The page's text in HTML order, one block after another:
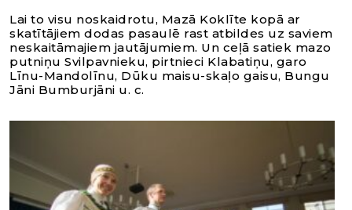
Lai to visu noskaidrotu, Mazā Koklīte kopā ar
skatītājiem dodas pasaulē rast atbildes uz saviem
neskaitāmajiem jautājumiem. Un ceļā satiek mazo
putniņu Svilpavnieku, pirtnieci Klabatiņu, garo
Līnu-Mandolīnu, Dūku maisu-skaļo gaisu, Bungu
Jāni Bumburjāni u. c.